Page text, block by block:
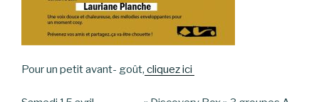
Pour un petit avant- goût, cliquez ici